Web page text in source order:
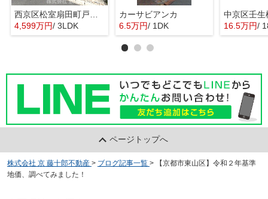
西京区松室扇田町戸建て
4,599万円/ 3LDK
カーサビアンカ
6.5万円/ 1DK 16.5万円/
ページトップへ
株式会社 京 藤十郎不動産 > ブログ記事一覧 >
【京都市東山区】令和２年基準
地価、調べてみました！